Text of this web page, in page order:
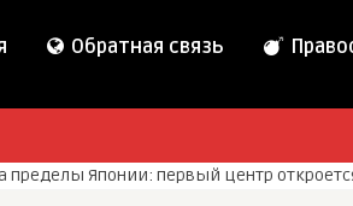
Обратная связь
пределы Японии: первый центр